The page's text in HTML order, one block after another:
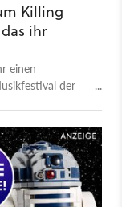
Killing
ihr
einen
der